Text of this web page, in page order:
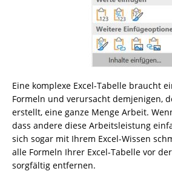
Eine komplexe Excel-Tabelle braucht
Formeln und verursacht demjenigen,
erstellt, eine ganze Menge Arbeit.
dass andere diese Arbeitsleistung
sich sogar mit Ihrem Excel-Wissen
alle Formeln Ihrer Excel-Tabelle vor
sorgfältig entfernen.